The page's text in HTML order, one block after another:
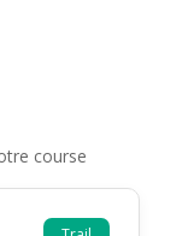
course